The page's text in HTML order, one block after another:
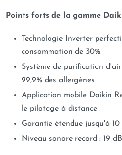
Points forts de la gamme
Technologie Inverter
consommation de 30%
Système de purification
99,9% des allergènes
Application mobile Daikin
le pilotage à distance
Garantie étendue jusqu'à 10
Niveau sonore record : 19